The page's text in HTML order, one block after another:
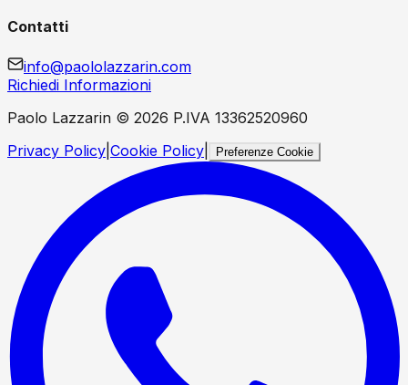
Contatti
info@paololazzarin.com
Richiedi Informazioni
Paolo Lazzarin © 2026 P.IVA 13362520960
Privacy Policy Cookie Policy Preferenze Cookie